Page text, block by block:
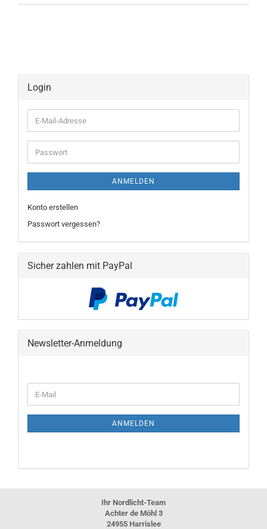
Login
E-
Mail-
Adresse
Passwort
ANMELDEN
Konto erstellen
Passwort vergessen?
Sicher zahlen mit PayPal
Newsletter-Anmeldung
ZUR
E-
Mail
ANMELDEN
Ihr Nordlicht-Team
Achter de Möhl 3
24955 Harrislee